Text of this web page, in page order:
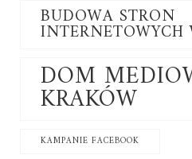
BUDOWA STRON
DOM
KRAKÓW
KAMPANIE FACEBOOK